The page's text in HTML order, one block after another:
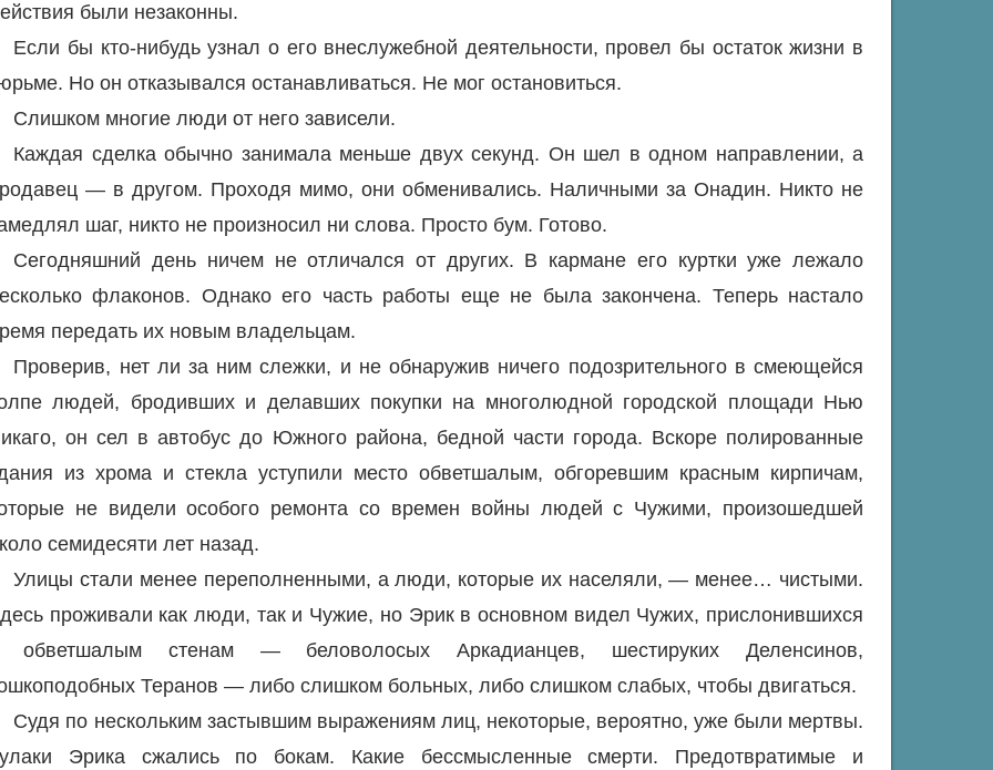
были незаконны.
Если бы кто-нибудь узнал о его внеслужебной деятельности, провел бы остаток жизни в
Но он отказывался останавливаться. Не мог остановиться.
Слишком многие люди от него зависели.
Каждая сделка обычно занимала меньше двух секунд. Он шел в одном направлении, а
— в другом. Проходя мимо, они обменивались. Наличными за Онадин. Никто не
шаг, никто не произносил ни слова. Просто бум. Готово.
Сегодняшний день ничем не отличался от других. В кармане его куртки уже лежало
флаконов. Однако его часть работы еще не была закончена. Теперь настало
передать их новым владельцам.
Проверив, нет ли за ним слежки, и не обнаружив ничего подозрительного в смеющейся
людей, бродивших и делавших покупки на многолюдной городской площади Нью
он сел в автобус до Южного района, бедной части города. Вскоре полированные
из хрома и стекла уступили место обветшалым, обгоревшим красным кирпичам,
не видели особого ремонта со времен войны людей с Чужими, произошедшей
семидесяти лет назад.
Улицы стали менее переполненными, а люди, которые их населяли, — менее… чистыми.
проживали как люди, так и Чужие, но Эрик в основном видел Чужих, прислонившихся
обветшалым стенам — беловолосых Аркадианцев, шестируких Деленсинов,
Теранов — либо слишком больных, либо слишком слабых, чтобы двигаться.
Судя по нескольким застывшим выражениям лиц, некоторые, вероятно, уже были мертвы.
Эрика сжались по бокам. Какие бессмысленные смерти. Предотвратимые и